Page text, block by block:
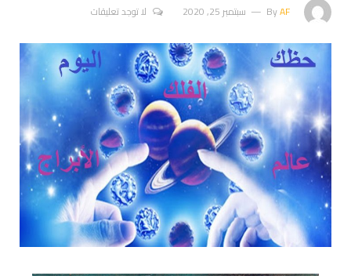
ByAF سبتمبر 25, 2020 لا توجد تعليقات